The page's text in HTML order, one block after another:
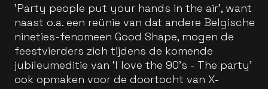
'Party people put your hands in the air', want
naast o.a. een reünie van dat andere Belgische
nineties-fenomeen Good Shape, mogen de
feestvierders zich tijdens de komende
jubileumeditie van ‘I love the 90’s - The party’
ook opmaken voor de doortocht van X-